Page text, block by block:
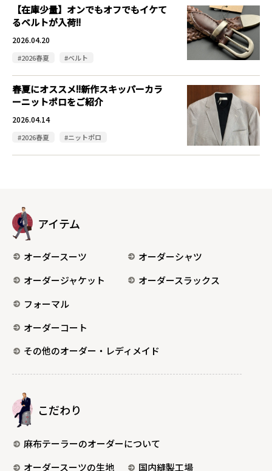
【在庫少量】オンでもオフでもイケて
るベルトが入荷!!
2026.04.20
#2026春夏 #ベルト
春夏にオススメ!!新作スキッパーカラ
ーニットポロをご紹介
2026.04.14
#2026春夏 #ニットポロ
アイテム
オーダースーツ
オーダーシャツ
オーダージャケット
オーダースラックス
フォーマル
オーダーコート
その他のオーダー・レディメイド
こだわり
麻布テーラーのオーダーについて
オーダースーツの生地
国内縫製工場